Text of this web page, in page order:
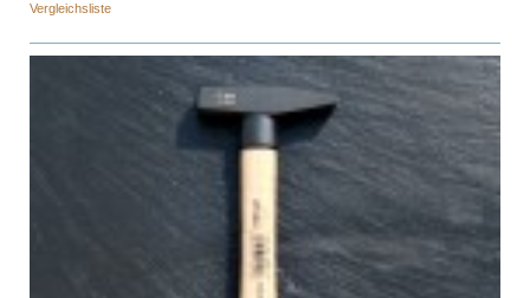
Vergleichsliste